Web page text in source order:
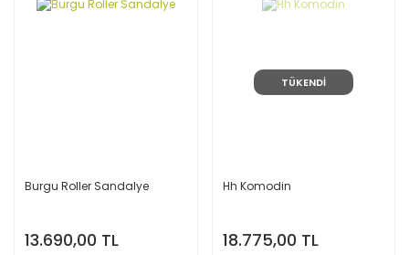
Burgu Roller Sandalye
13.690,00 TL
TÜKENDİ
Hh Komodin
18.775,00 TL